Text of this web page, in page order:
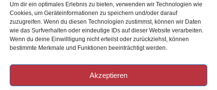
Um dir ein optimales Erlebnis zu bieten, verwenden wir Technologien wie
Cookies, um Geräteinformationen zu speichern und/oder darauf
zuzugreifen. Wenn du diesen Technologien zustimmst, können wir Daten
wie das Surfverhalten oder eindeutige IDs auf dieser Website verarbeiten.
Wenn du deine Einwillligung nicht erteilst oder zurückziehst, können
bestimmte Merkmale und Funktionen beeinträchtigt werden.
Akzeptieren